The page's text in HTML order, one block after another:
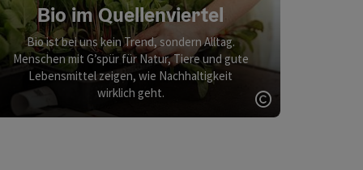
Bio im Quellenviertel
Bio ist bei uns kein Trend, sondern Alltag.
Menschen mit G’spür für Natur, Tiere und gute
Lebensmittel zeigen, wie Nachhaltigkeit
wirklich geht.
Copyright